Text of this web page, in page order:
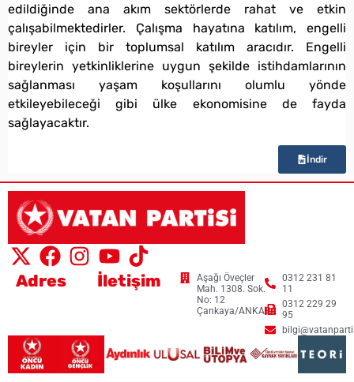
edildiğinde ana akım sektörlerde rahat ve etkin
çalışabilmektedirler. Çalışma hayatına katılım, engelli
bireyler için bir toplumsal katılım aracıdır. Engelli
bireylerin yetkinliklerine uygun şekilde istihdamlarının
sağlanması yaşam koşullarını olumlu yönde
etkileyebileceği gibi ülke ekonomisine de fayda
sağlayacaktır.
İndir
Adres
Aşağı Öveçler
Mah. 1308. Sok.
No: 12
Çankaya/ANKARA
İletişim
0312 231 81
11
0312 229 29
95